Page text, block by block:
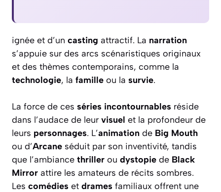
ignée et d’un casting attractif. La narration
s’appuie sur des arcs scénaristiques originaux
et des thèmes contemporains, comme la
technologie, la famille ou la survie.
La force de ces séries incontournables réside
dans l’audace de leur visuel et la profondeur de
leurs personnages. L’animation de Big Mouth
ou d’Arcane séduit par son inventivité, tandis
que l’ambiance thriller ou dystopie de Black
Mirror attire les amateurs de récits sombres.
Les comédies et drames familiaux offrent une